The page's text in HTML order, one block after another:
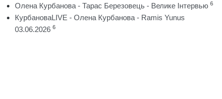
Олена Курбанова - Тарас Березовець - Велике Інтервью 6
КурбановаLIVE - Олена Курбанова - Ramis Yunus
03.06.2026 6